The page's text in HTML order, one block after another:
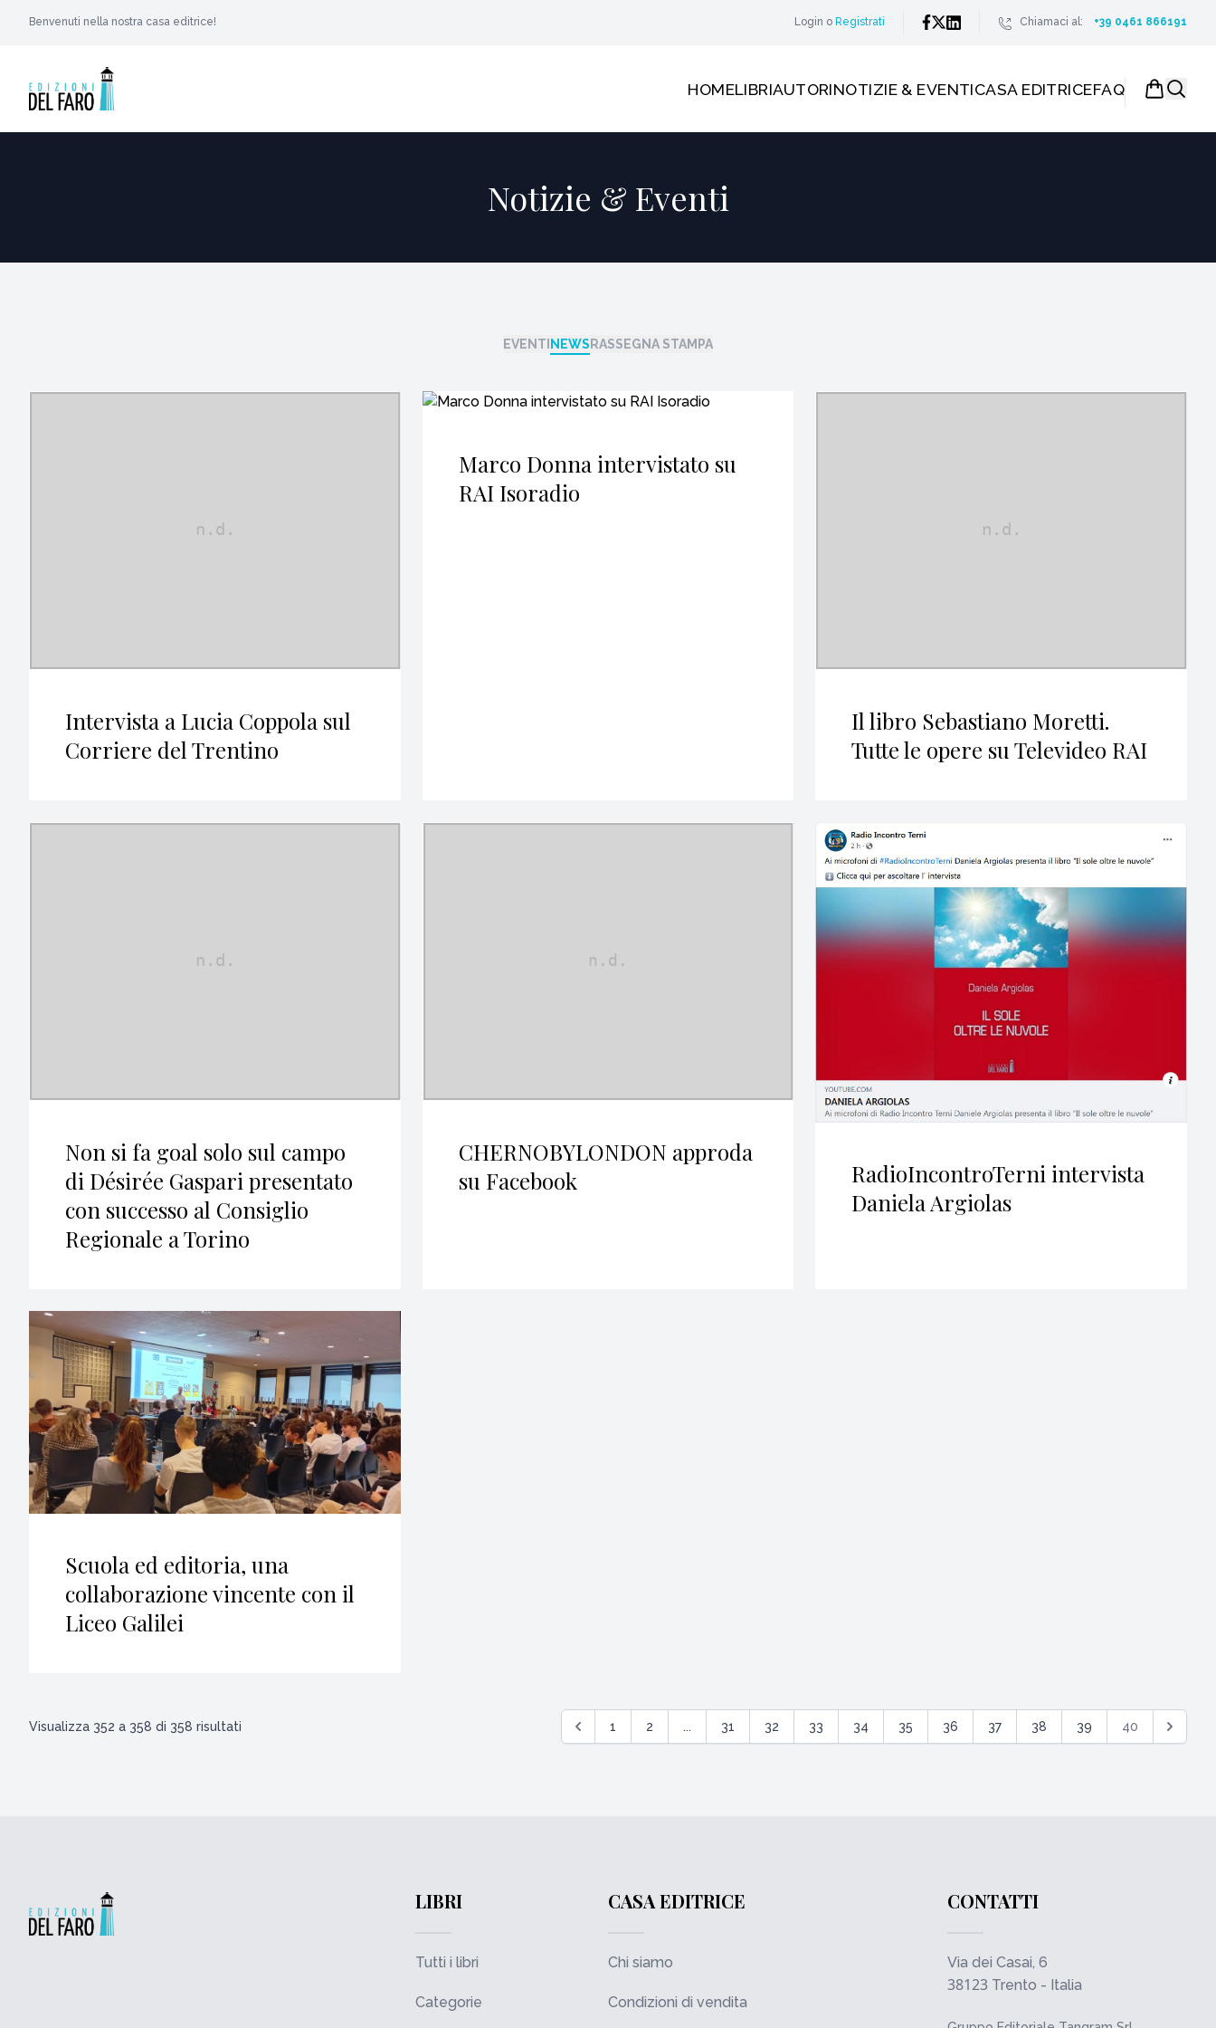
Benvenuti nella nostra casa editrice! Login o Registrati Chiamaci al: +39 0461 866191
HOMELIBRIAUTORINOTIZIE & EVENTICASA EDITRICEFAQ
Notizie & Eventi
EVENTI NEWS RASSEGNA STAMPA
Intervista a Lucia Coppola sul
Corriere del Trentino
Marco Donna intervistato su
RAI Isoradio
Il libro Sebastiano Moretti.
Tutte le opere su Televideo RAI
Non si fa goal solo sul campo
di Désirée Gaspari presentato
con successo al Consiglio
Regionale a Torino
CHERNOBYLONDON approda
su Facebook
RadioIncontroTerni intervista
Daniela Argiolas
Scuola ed editoria, una
collaborazione vincente con il
Liceo Galilei
Visualizza 352 a 358 di 358 risultati 1 2 ... 31 32 33 34 35 36 37 38 39 40
LIBRI
Tutti i libri
Categorie
CASA EDITRICE
Chi siamo
Condizioni di vendita
CONTATTI
Via dei Casai, 6
38123 Trento - Italia